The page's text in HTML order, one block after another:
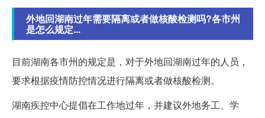
外地回湖南过年需要隔离或者做核酸检测吗?各市州
是怎么规定...
目前湖南各市州的规定是，对于外地回湖南过年的人员，
要求根据疫情防控情况进行隔离或者做核酸检测。
湖南疾控中心提倡在工作地过年，并建议外地务工、学